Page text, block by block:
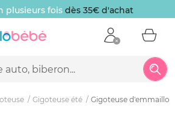
plusieurs fois dès 35€ d'achat
Gigoteuse été Gigoteuse